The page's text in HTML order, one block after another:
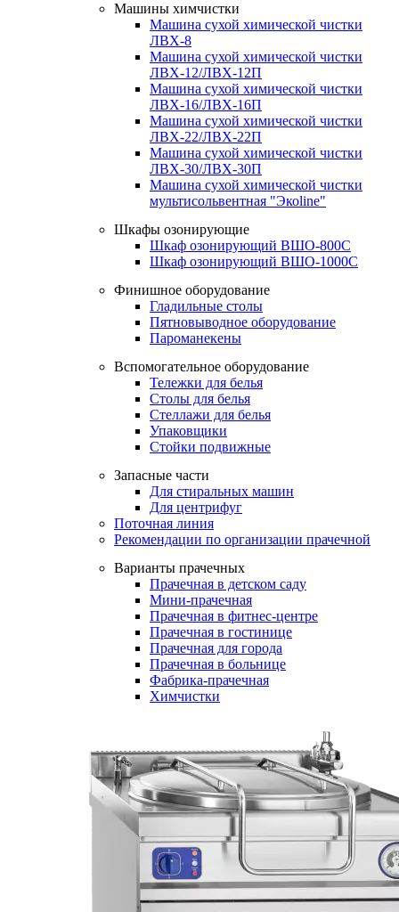
Машины химчистки
Машина сухой химической чистки
ЛВХ-8
Машина сухой химической чистки
ЛВХ-12/ЛВХ-12П
Машина сухой химической чистки
ЛВХ-16/ЛВХ-16П
Машина сухой химической чистки
ЛВХ-22/ЛВХ-22П
Машина сухой химической чистки
ЛВХ-30/ЛВХ-30П
Машина сухой химической чистки
мультисольвентная "Экоline"
Шкафы озонирующие
Шкаф озонирующий ВШО-800С
Шкаф озонирующий ВШО-1000С
Финишное оборудование
Гладильные столы
Пятновыводное оборудование
Пароманекены
Вспомогательное оборудование
Тележки для белья
Столы для белья
Стеллажи для белья
Упаковщики
Стойки подвижные
Запасные части
Для стиральных машин
Для центрифуг
Поточная линия
Рекомендации по организации прачечной
Варианты прачечных
Прачечная в детском саду
Мини-прачечная
Прачечная в фитнес-центре
Прачечная в гостинице
Прачечная для города
Прачечная в больнице
Фабрика-прачечная
Химчистки